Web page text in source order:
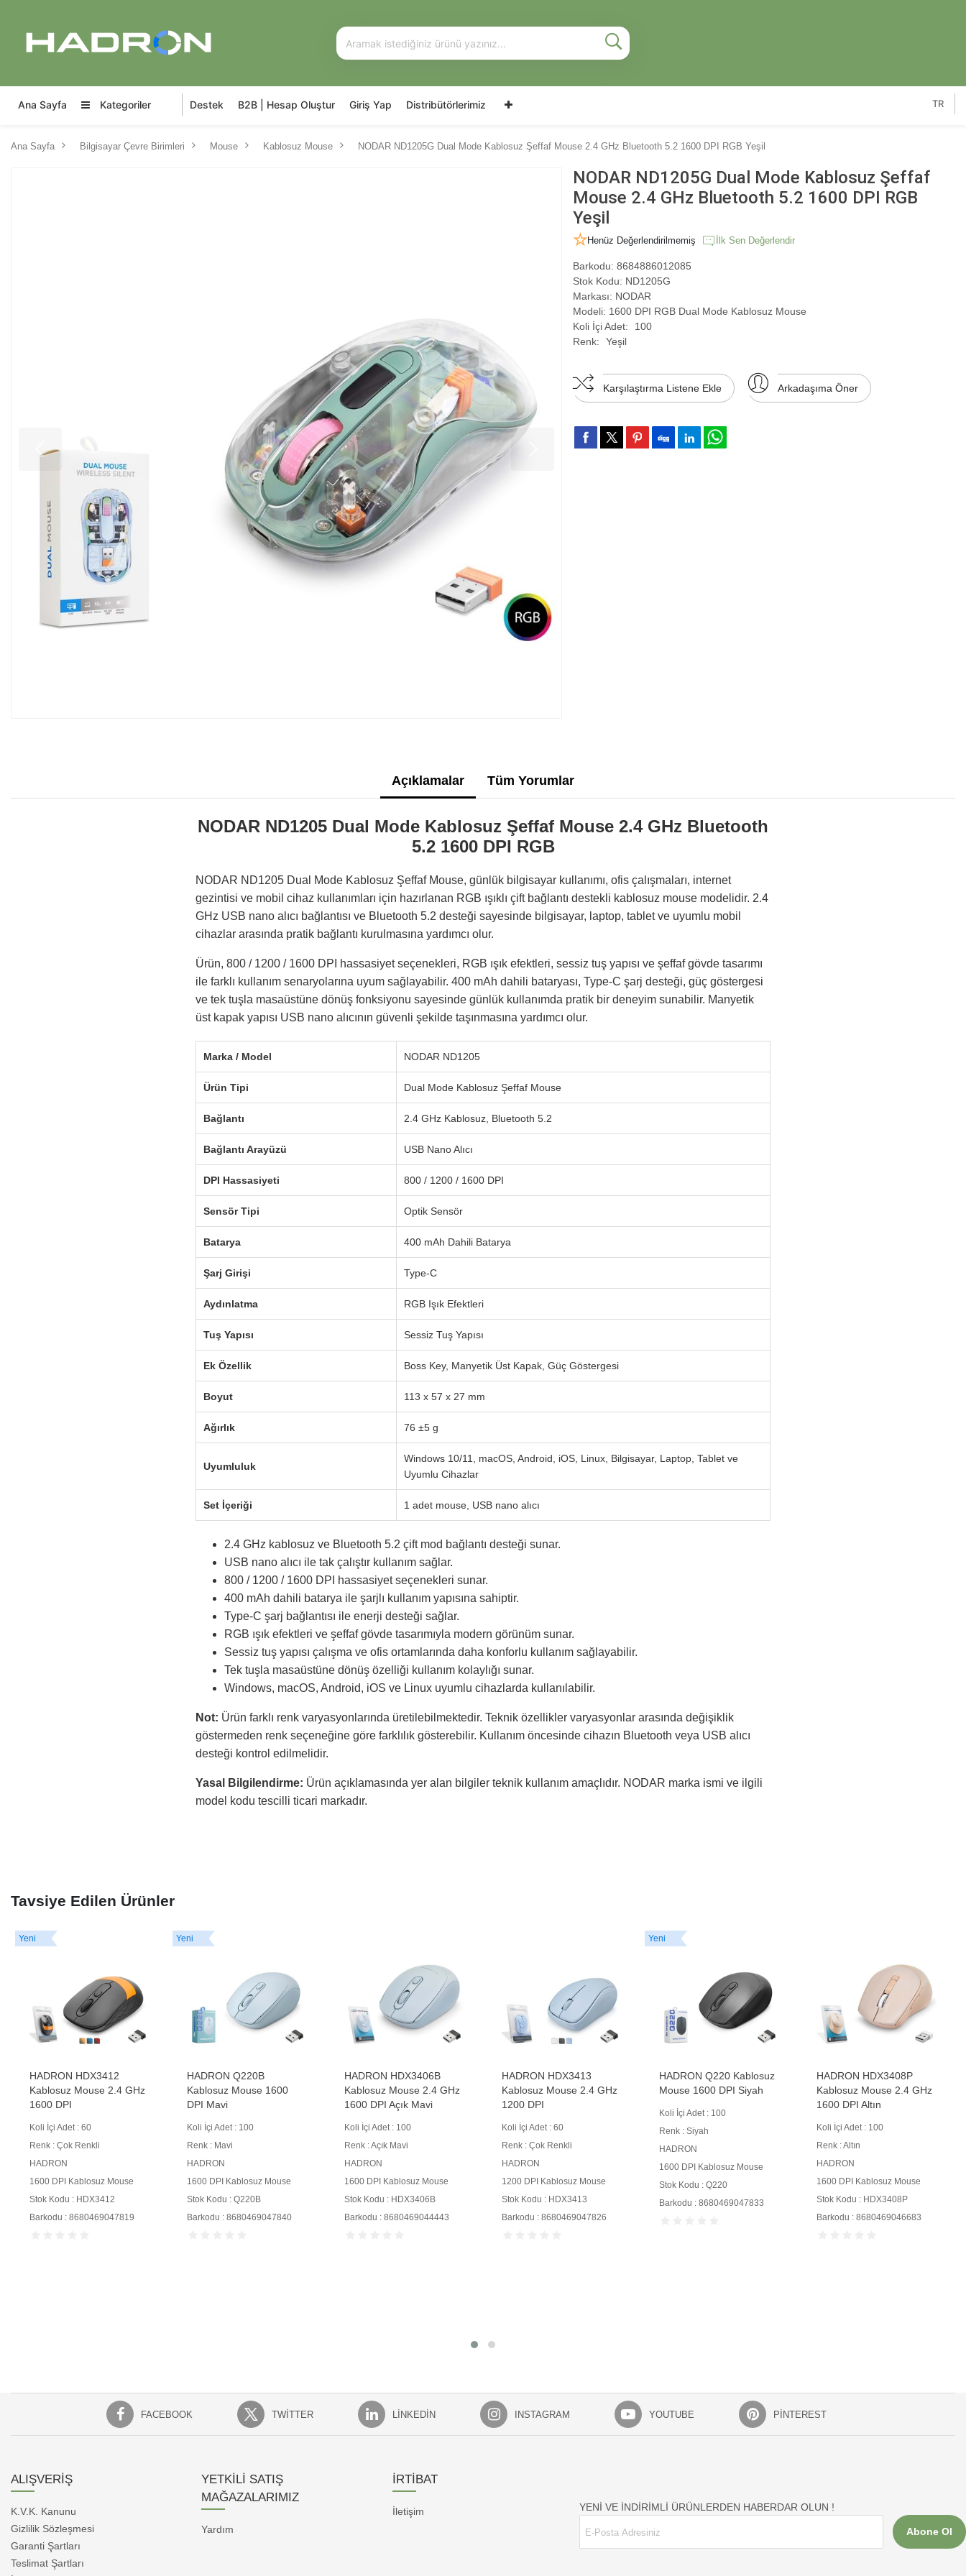
Ana Sayfa Kategoriler Destek B2B | Hesap Oluştur Giriş Yap Distribütörlerimiz TR
Ana Sayfa Bilgisayar Çevre Birimleri Mouse Kablosuz Mouse NODAR ND1205G Dual Mode Kablosuz Şeffaf Mouse 2.4 GHz Bluetooth 5.2 1600 DPI RGB Yeşil
NODAR ND1205G Dual Mode Kablosuz Şeffaf
Mouse 2.4 GHz Bluetooth 5.2 1600 DPI RGB
Yeşil
Henüz Değerlendirilmemiş İlk Sen Değerlendir
Barkodu: 8684886012085
Stok Kodu: ND1205G
Markası: NODAR
Modeli: 1600 DPI RGB Dual Mode Kablosuz Mouse
Koli İçi Adet:
100
Renk:
Yeşil
Karşılaştırma Listene Ekle Arkadaşıma Öner
Açıklamalar Tüm Yorumlar
NODAR ND1205 Dual Mode Kablosuz Şeffaf Mouse 2.4 GHz Bluetooth
5.2 1600 DPI RGB
NODAR ND1205 Dual Mode Kablosuz Şeffaf Mouse, günlük bilgisayar kullanımı, ofis çalışmaları, internet
gezintisi ve mobil cihaz kullanımları için hazırlanan RGB ışıklı çift bağlantı destekli kablosuz mouse modelidir. 2.4
GHz USB nano alıcı bağlantısı ve Bluetooth 5.2 desteği sayesinde bilgisayar, laptop, tablet ve uyumlu mobil
cihazlar arasında pratik bağlantı kurulmasına yardımcı olur.
Ürün, 800 / 1200 / 1600 DPI hassasiyet seçenekleri, RGB ışık efektleri, sessiz tuş yapısı ve şeffaf gövde tasarımı
ile farklı kullanım senaryolarına uyum sağlayabilir. 400 mAh dahili bataryası, Type-C şarj desteği, güç göstergesi
ve tek tuşla masaüstüne dönüş fonksiyonu sayesinde günlük kullanımda pratik bir deneyim sunabilir. Manyetik
üst kapak yapısı USB nano alıcının güvenli şekilde taşınmasına yardımcı olur.
Marka / Model NODAR ND1205
Ürün Tipi Dual Mode Kablosuz Şeffaf Mouse
Bağlantı 2.4 GHz Kablosuz, Bluetooth 5.2
Bağlantı Arayüzü USB Nano Alıcı
DPI Hassasiyeti 800 / 1200 / 1600 DPI
Sensör Tipi Optik Sensör
Batarya 400 mAh Dahili Batarya
Şarj Girişi Type-C
Aydınlatma RGB Işık Efektleri
Tuş Yapısı Sessiz Tuş Yapısı
Ek Özellik Boss Key, Manyetik Üst Kapak, Güç Göstergesi
Boyut 113 x 57 x 27 mm
Ağırlık 76 ±5 g
Uyumluluk
Windows 10/11, macOS, Android, iOS, Linux, Bilgisayar, Laptop, Tablet ve
Uyumlu Cihazlar
Set İçeriği 1 adet mouse, USB nano alıcı
2.4 GHz kablosuz ve Bluetooth 5.2 çift mod bağlantı desteği sunar.
USB nano alıcı ile tak çalıştır kullanım sağlar.
800 / 1200 / 1600 DPI hassasiyet seçenekleri sunar.
400 mAh dahili batarya ile şarjlı kullanım yapısına sahiptir.
Type-C şarj bağlantısı ile enerji desteği sağlar.
RGB ışık efektleri ve şeffaf gövde tasarımıyla modern görünüm sunar.
Sessiz tuş yapısı çalışma ve ofis ortamlarında daha konforlu kullanım sağlayabilir.
Tek tuşla masaüstüne dönüş özelliği kullanım kolaylığı sunar.
Windows, macOS, Android, iOS ve Linux uyumlu cihazlarda kullanılabilir.
Not: Ürün farklı renk varyasyonlarında üretilebilmektedir. Teknik özellikler varyasyonlar arasında değişiklik
göstermeden renk seçeneğine göre farklılık gösterebilir. Kullanım öncesinde cihazın Bluetooth veya USB alıcı
desteği kontrol edilmelidir.
Yasal Bilgilendirme: Ürün açıklamasında yer alan bilgiler teknik kullanım amaçlıdır. NODAR marka ismi ve ilgili
model kodu tescilli ticari markadır.
Tavsiye Edilen Ürünler
Yeni
HADRON HDX3412
Kablosuz Mouse 2.4 GHz
1600 DPI
Koli İçi Adet : 60
Renk : Çok Renkli
HADRON
1600 DPI Kablosuz Mouse
Stok Kodu : HDX3412
Barkodu : 8680469047819
Yeni
HADRON Q220B
Kablosuz Mouse 1600
DPI Mavi
Koli İçi Adet : 100
Renk : Mavi
HADRON
1600 DPI Kablosuz Mouse
Stok Kodu : Q220B
Barkodu : 8680469047840
HADRON HDX3406B
Kablosuz Mouse 2.4 GHz
1600 DPI Açık Mavi
Koli İçi Adet : 100
Renk : Açık Mavi
HADRON
1600 DPI Kablosuz Mouse
Stok Kodu : HDX3406B
Barkodu : 8680469044443
HADRON HDX3413
Kablosuz Mouse 2.4 GHz
1200 DPI
Koli İçi Adet : 60
Renk : Çok Renkli
HADRON
1200 DPI Kablosuz Mouse
Stok Kodu : HDX3413
Barkodu : 8680469047826
Yeni
HADRON Q220 Kablosuz
Mouse 1600 DPI Siyah
Koli İçi Adet : 100
Renk : Siyah
HADRON
1600 DPI Kablosuz Mouse
Stok Kodu : Q220
Barkodu : 8680469047833
HADRON HDX3408P
Kablosuz Mouse 2.4 GHz
1600 DPI Altın
Koli İçi Adet : 100
Renk : Altın
HADRON
1600 DPI Kablosuz Mouse
Stok Kodu : HDX3408P
Barkodu : 8680469046683
FACEBOOK TWITTER LINKEDIN INSTAGRAM YOUTUBE PINTEREST
ALIŞVERİŞ
K.V.K. Kanunu
Gizlilik Sözleşmesi
Garanti Şartları
Teslimat Şartları
YETKİLİ SATIŞ
MAĞAZALARIMIZ
Yardım
İRTİBAT
İletişim YENİ VE İNDİRİMLİ ÜRÜNLERDEN HABERDAR OLUN !
Abone Ol